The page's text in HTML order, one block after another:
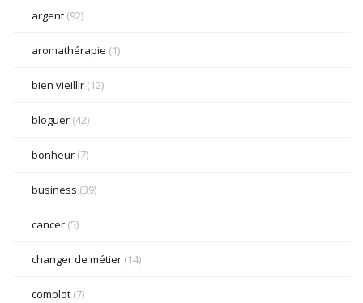
argent (92)
aromathérapie (1)
bien vieillir (12)
bloguer (42)
bonheur (7)
business (39)
cancer (5)
changer de métier (14)
complot (7)